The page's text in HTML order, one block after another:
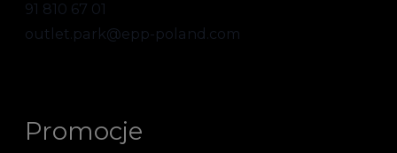
91 810 67 01
outlet.park@epp-poland.com
Promocje